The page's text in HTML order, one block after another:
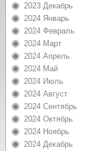
2023 Декабрь
2024 Январь
2024 Февраль
2024 Март
2024 Апрель
2024 Май
2024 Июль
2024 Август
2024 Сентябрь
2024 Октябрь
2024 Ноябрь
2024 Декабрь